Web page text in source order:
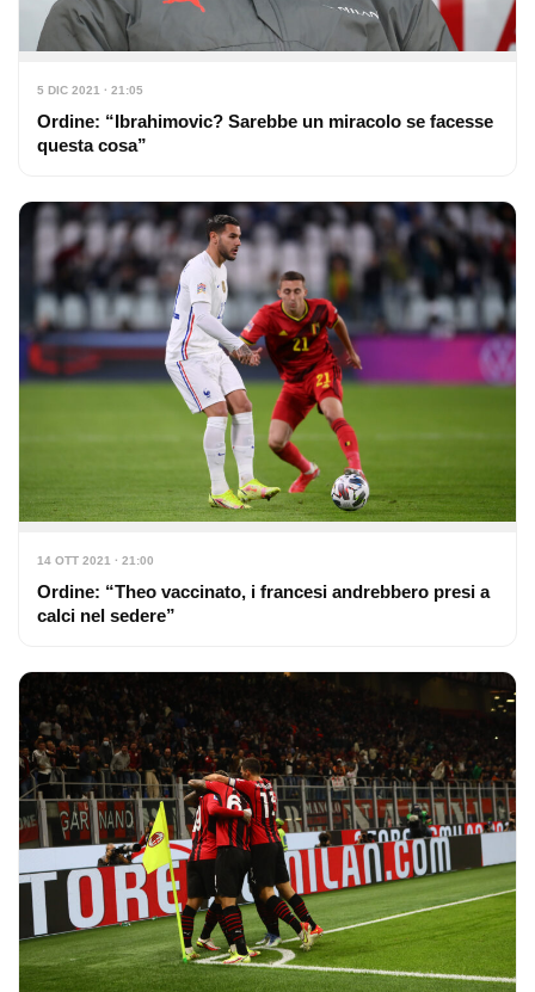
5 DIC 2021 · 21:05
Ordine: “Ibrahimovic? Sarebbe un miracolo se facesse
questa cosa”
14 OTT 2021 · 21:00
Ordine: “Theo vaccinato, i francesi andrebbero presi a
calci nel sedere”